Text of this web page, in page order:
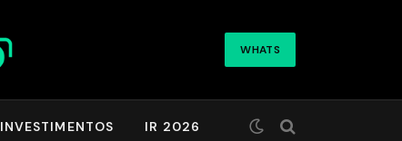
WHATS
INVESTIMENTOS IR 2026